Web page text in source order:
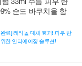
순도 바쿠치올 함
료] 레티놀 대체 효과! 피부 탄
한 안티에이징 솔루션!